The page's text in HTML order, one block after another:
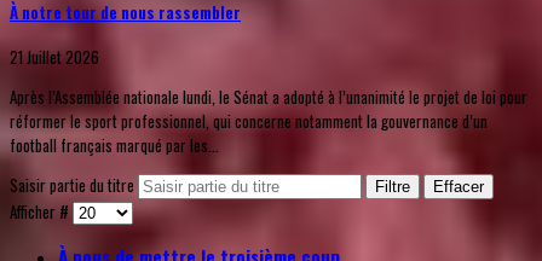
À notre tour de nous rassembler
21 Juillet 2026
Après l’Assemblée nationale lundi, le Sénat a adopté à l’unanimité le projet de loi pour
réformer le sport professionnel, qui concerne notamment la gouvernance d’un
football français marqué par les...
Saisir partie du titre
Filtre Effacer
Afficher #